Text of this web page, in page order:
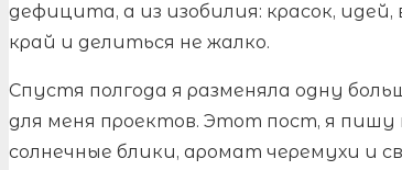
дефицита, а из изобилия: красок,
край и делиться не жалко.
Спустя полгода я разменяла одну
для меня проектов. Этот пост, я
солнечные блики, аромат черемухи и